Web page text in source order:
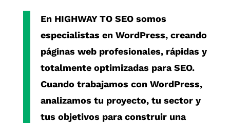
En HIGHWAY TO SEOsomos
especialistas en WordPress, creando
páginas web profesionales, rápidas y
totalmente optimizadas para SEO.
Cuando trabajamos con WordPress,
analizamos tu proyecto, tu sector y
tus objetivos para construir una